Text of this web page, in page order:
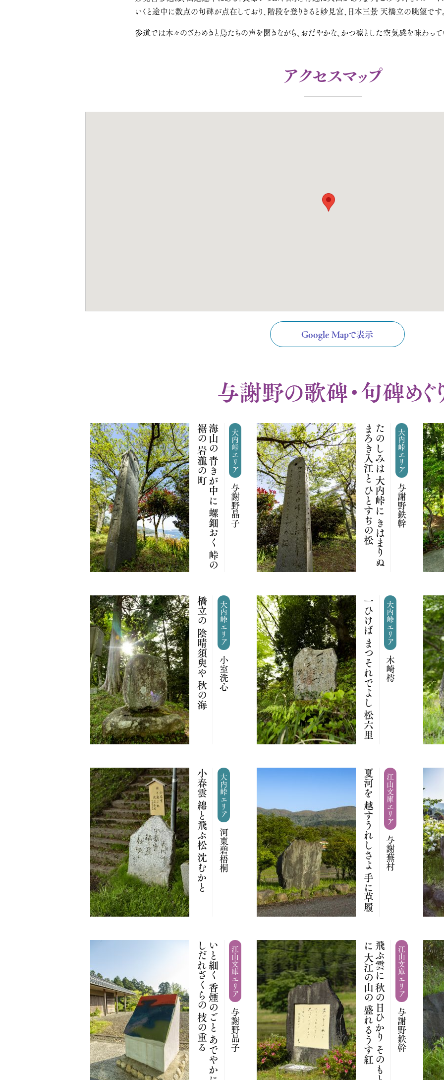
いくと途中に数点の句碑が点在しており、階段を登りきると妙見宮、日本三景 天橋立の眺望です
参道では木々のざわめきと鳥たちの声を聞きながら、おだやかな、かつ凛とした空気感を味わって
アクセスマップ
Google Mapで表示
与謝野の歌碑・句碑めぐ
海
山
の
青
き
が
中
に
螺
鈿
お
く
峠
の
裾
の
岩
瀧
の
町 大内峠エリア
与謝野晶子
た
の
し
み
は
大
内
峠
に
き
は
ま
り
ぬ
ま
ろ
き
入
江
と
ひ
と
す
ぢ
の
松 大内峠エリア
与謝野鉄幹
橋立の 陰晴須臾や 秋の海 大内峠エリア
小室洗心 一ひけば まつそれでよし 松六里 大内峠エリア
木崎樗
小春雲 綿と飛ぶ松 沈むかと 大内峠エリア
河東碧梧桐
夏河を 越すうれしさよ 手に草履 江山文庫エリア
与謝蕪村
い
と
細
く
香
煙
の
ご
と
あ
で
や
か
に
し
だ
れ
ざ
く
ら
の
枝
の
重
る 江山文庫エリア
与謝野晶子 飛
ぶ
雲
に
秋
の
日
ひ
か
り
そ
の
も
と
に
大
江
の
山
の
盛
れ
る
う
す
紅 江山文庫エリア
与謝野鉄幹